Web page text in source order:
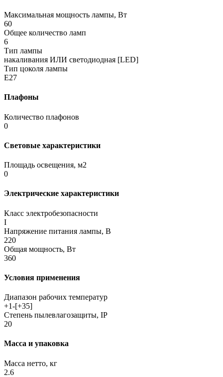
Максимальная мощность лампы, Вт
60
Общее количество ламп
6
Тип лампы
накаливания ИЛИ светодиодная [LED]
Тип цоколя лампы
E27
Плафоны
Количество плафонов
0
Световые характеристики
Площадь освещения, м2
0
Электрические характеристики
Класс электробезопасности
I
Напряжение питания лампы, В
220
Общая мощность, Вт
360
Условия применения
Диапазон рабочих температур
+1-[+35]
Степень пылевлагозащиты, IP
20
Масса и упаковка
Масса нетто, кг
2.6